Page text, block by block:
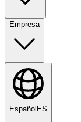
Empresa
Español ES